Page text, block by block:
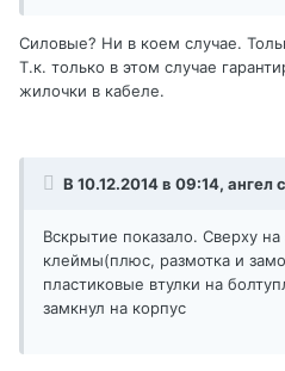
Силовые? Ни в коем случае.
Т.к. только в этом случае
жилочки в кабеле.
В 10.12.2014 в 09:14, ангел
Вскрытие показало. Сверху
клеймы(плюс, размотка и
пластиковые втулки на
замкнул на корпус